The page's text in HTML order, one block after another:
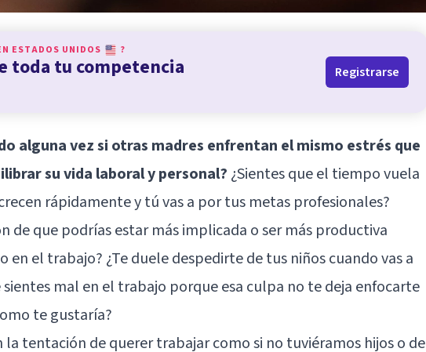
ESTADOS UNIDOS ?
toda tu competencia
Registrarse
alguna vez si otras madres enfrentan el mismo estrés que
su vida laboral y personal? ¿Sientes que el tiempo vuela
rápidamente y tú vas a por tus metas profesionales?
de que podrías estar más implicada o ser más productiva
en el trabajo? ¿Te duele despedirte de tus niños cuando vas a
mal en el trabajo porque esa culpa no te deja enfocarte
te gustaría?
la tentación de querer trabajar como si no tuviéramos hijos o de